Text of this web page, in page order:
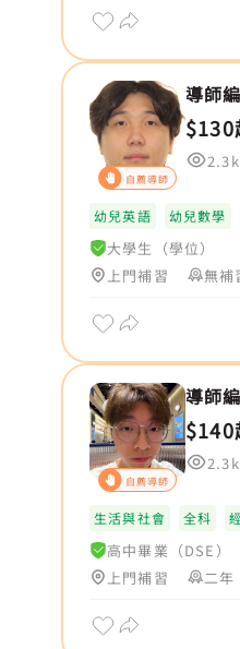
自薦導師
導師
$130
幼兒英語 幼兒數學
大學生（學位）
上門補習
無補
自薦導師
導師
$140
生活與社會 全科
高中畢業（DSE）
上門補習
二年